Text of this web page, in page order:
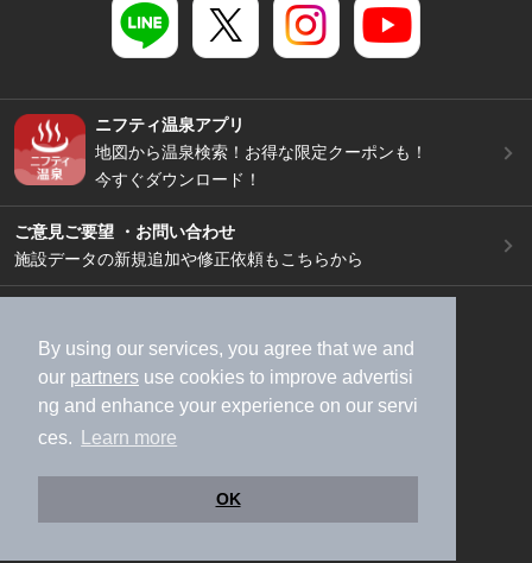
By using our services, you agree that we and
our partners use cookies to improve advertisi
ng and enhance your experience on our servi
ces.
Learn more
OK
ニフティ温泉アプリ
地図から温泉検索！お得な限定クーポンも！
今すぐダウンロード！
ご意見ご要望 ・お問い合わせ
施設データの新規追加や修正依頼もこちらから
加盟店募集（資料請求）
広告出稿のご案内
利用規約
ライフスタイルMEMBERS+規約
特定商取引法に基づく表記
ヘルプ
採用情報
運営会社